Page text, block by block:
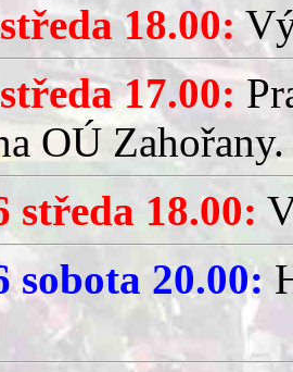
18.00:
17.00:
OÚ Zahořany.
středa 18.00:
sobota 20.00: